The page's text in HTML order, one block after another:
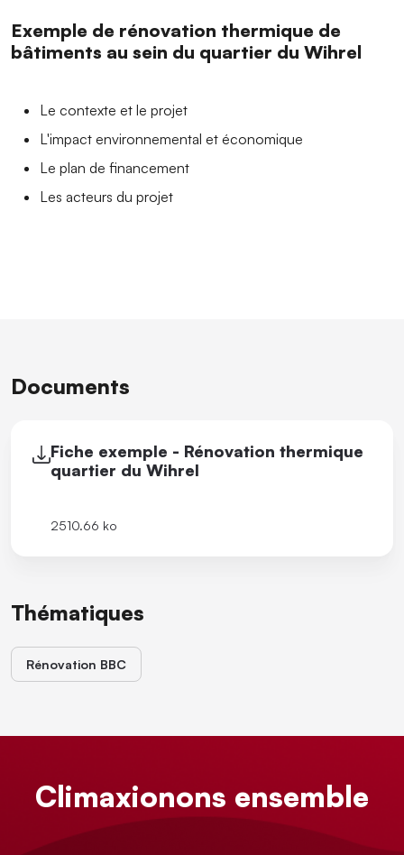
Exemple de rénovation thermique de
bâtiments au sein du quartier du Wihrel
Le contexte et le projet
L'impact environnemental et économique
Le plan de financement
Les acteurs du projet
Documents
Fiche exemple - Rénovation thermique
quartier du Wihrel
2510.66 ko
Thématiques
Rénovation BBC
Climaxionons ensemble